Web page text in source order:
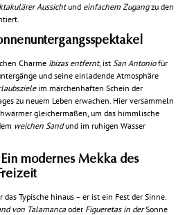
Aussichtund einfachem Zugangzu den
Charme Ibizas entfernt, ist San Antoniofür
und seine einladende Atmosphäre
im märchenhaften Schein der
zu neuem Leben erwachen. Hier versammeln
gleichermaßen, um das himmlische
weichen Sandund im ruhigen Wasser
modernes Mekka des
das Typische hinaus – er ist ein Fest der Sinne.
von Talamancaoder Figueretas in derSonne